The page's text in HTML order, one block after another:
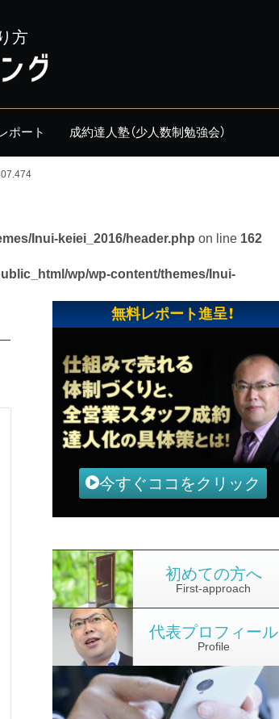
方
ポート 成約達人塾（少人数制勉強会）
Inui-keiei_2016/header.php on line 162
wp/wp-content/themes/Inui-
無料レポート進呈！
今すぐココをクリック
First-approach
初めての方へ
Profile
代表プロフィール